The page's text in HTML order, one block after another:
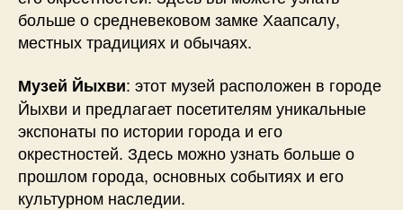
больше о средневековом замке Хаапсалу,
местных традициях и обычаях.
Музей Йыхви: этот музей расположен в городе
Йыхви и предлагает посетителям уникальные
экспонаты по истории города и его
окрестностей. Здесь можно узнать больше о
прошлом города, основных событиях и его
культурном наследии.